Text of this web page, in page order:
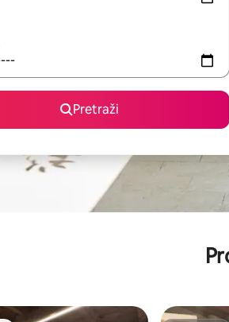
Pretraži